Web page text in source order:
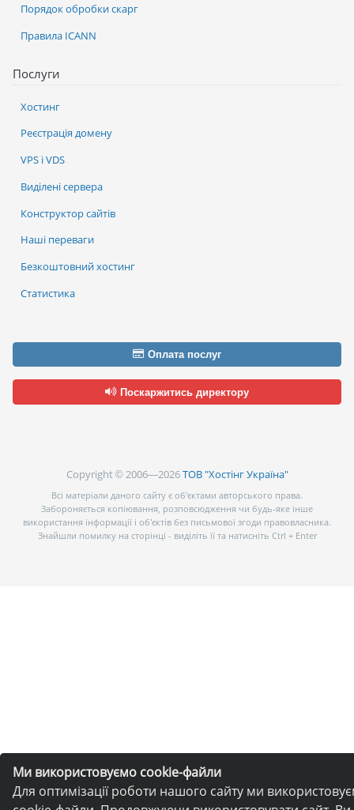
Ми використовуємо cookie-файли
Для оптимізації роботи нашого сайту ми
Послуги
Хостинг
Реєстрація домену
VPS і VDS
Виділені сервера
Конструктор сайтів
Наші переваги
Безкоштовний хостинг
Статистика
Порядок обробки скарг
Правила ICANN
Оплата послуг
Поскаржитись директору
Copyright © 2006—2026ТОВ "Хостінг Україна"
Всі матеріали даного сайту є об’єктами авторського права.
Забороняється копіювання, розповсюдження чи будь-яке інше
використання інформації і об’єктів без письмової згоди правовласника.
Знайшли помилку на сторінці - виділіть її та натисніть Ctrl + Enter